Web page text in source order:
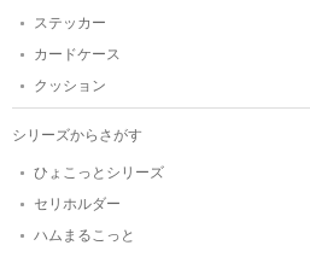
ステッカー
カードケース
クッション
シリーズからさがす
ひょこっとシリーズ
セリホルダー
ハムまるこっと